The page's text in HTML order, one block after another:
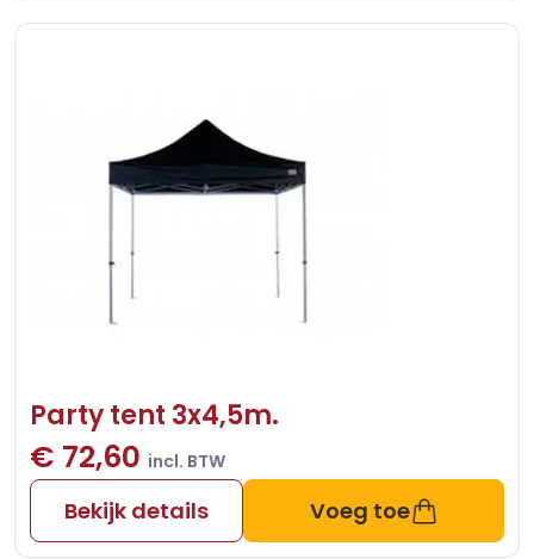
Party tent 3x4,5m.
€ 72,60 incl. BTW
Bekijk details Voeg toe